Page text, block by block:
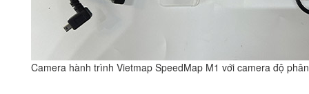
Camera hành trình Vietmap SpeedMap M1 với camera độ